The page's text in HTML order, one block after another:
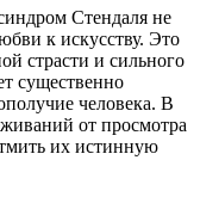
Стендаля не
к искусству. Это
страсти и сильного
существенно
человека. В
от просмотра
их истинную